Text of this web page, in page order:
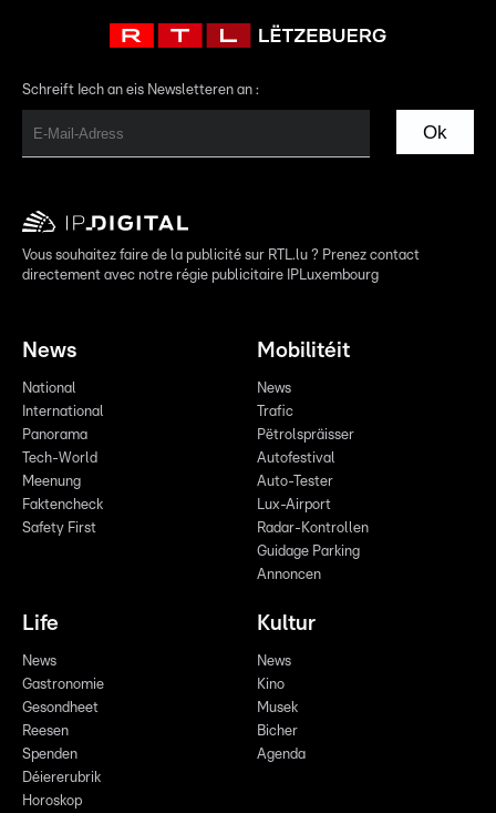
Schreift Iech an eis Newsletteren an :
Ok
Vous souhaitez faire de la publicité sur RTL.lu ? Prenez contact
directement avec notre régie publicitaire IPLuxembourg
News
National
International
Panorama
Tech-World
Meenung
Faktencheck
Safety First
Mobilitéit
News
Trafic
Pëtrolspräisser
Autofestival
Auto-Tester
Lux-Airport
Radar-Kontrollen
Guidage Parking
Annoncen
Life
News
Gastronomie
Gesondheet
Reesen
Spenden
Déiererubrik
Horoskop
Kultur
News
Kino
Musek
Bicher
Agenda